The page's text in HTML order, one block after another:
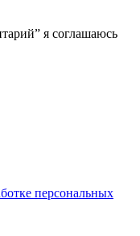
я соглашаюсь
персональных